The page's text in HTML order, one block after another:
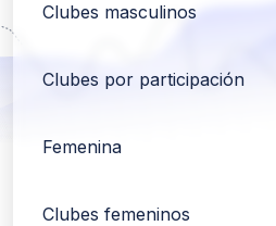
Clubes masculinos
Clubes por participación
Femenina
Clubes femeninos